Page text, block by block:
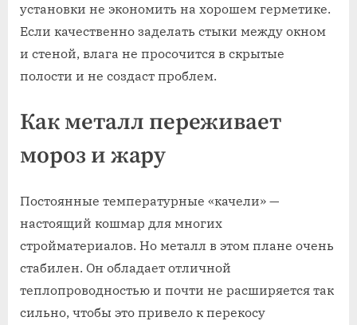
установки не экономить на хорошем герметике.
Если качественно заделать стыки между окном
и стеной, влага не просочится в скрытые
полости и не создаст проблем.
Как металл переживает
мороз и жару
Постоянные температурные «качели» —
настоящий кошмар для многих
стройматериалов. Но металл в этом плане очень
стабилен. Он обладает отличной
теплопроводностью и почти не расширяется так
сильно, чтобы это привело к перекосу